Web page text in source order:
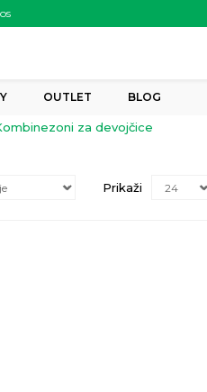
OUTLET BLOG
za devojčice
Prikaži